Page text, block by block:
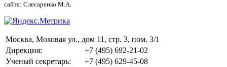
сайта: Слесаренко М.А.
Москва, Моховая ул., дом 11, стр. 3, пом. 3/1
Дирекция:
+7 (495) 692-21-02
Ученый секретарь:
+7 (495) 629-45-08